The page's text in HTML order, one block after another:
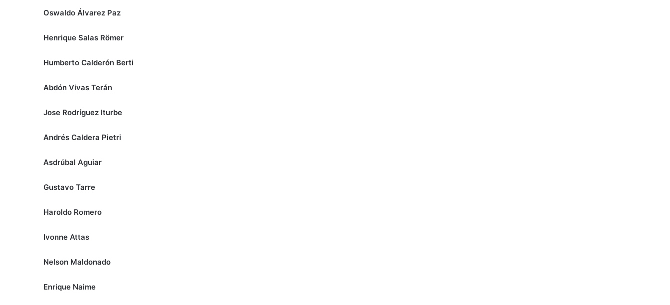
Oswaldo Álvarez Paz
Henrique Salas Römer
Humberto Calderón Berti
Abdón Vivas Terán
Jose Rodríguez Iturbe
Andrés Caldera Pietri
Asdrúbal Aguiar
Gustavo Tarre
Haroldo Romero
Ivonne Attas
Nelson Maldonado
Enrique Naime